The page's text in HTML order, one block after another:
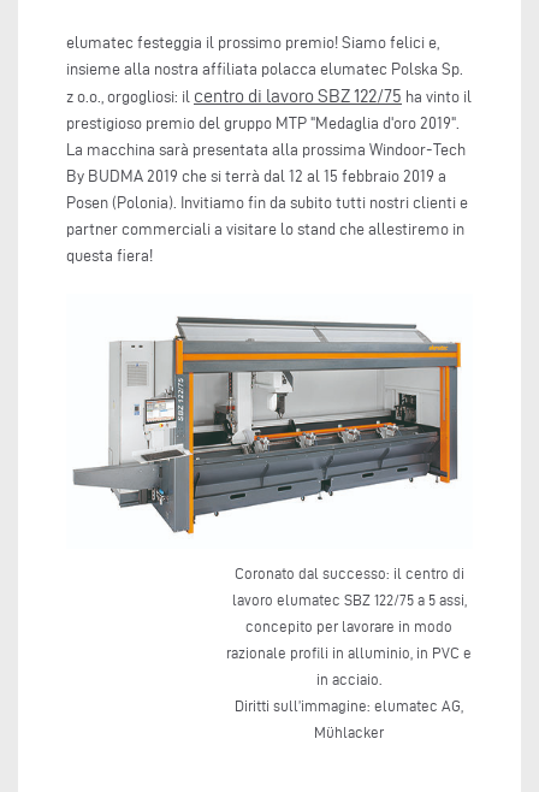
elumatec festeggia il prossimo premio! Siamo felici e,
insieme alla nostra affiliata polacca elumatec Polska Sp.
z o.o., orgogliosi: il centro di lavoro SBZ 122/75 ha vinto il
prestigioso premio del gruppo MTP "Medaglia d'oro 2019".
La macchina sarà presentata alla prossima Windoor-Tech
By BUDMA 2019 che si terrà dal 12 al 15 febbraio 2019 a
Posen (Polonia). Invitiamo fin da subito tutti nostri clienti e
partner commerciali a visitare lo stand che allestiremo in
questa fiera!
Coronato dal successo: il centro di
lavoro elumatec SBZ 122/75 a 5 assi,
concepito per lavorare in modo
razionale profili in alluminio, in PVC e
in acciaio.
Diritti sull’immagine: elumatec AG,
Mühlacker